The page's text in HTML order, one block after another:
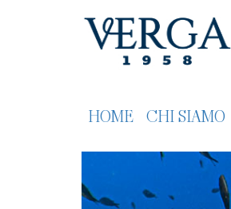
HOME CHI SIAMO